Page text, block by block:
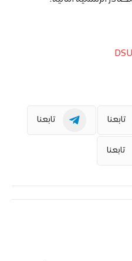
تابعنا تابعنا
تابعنا